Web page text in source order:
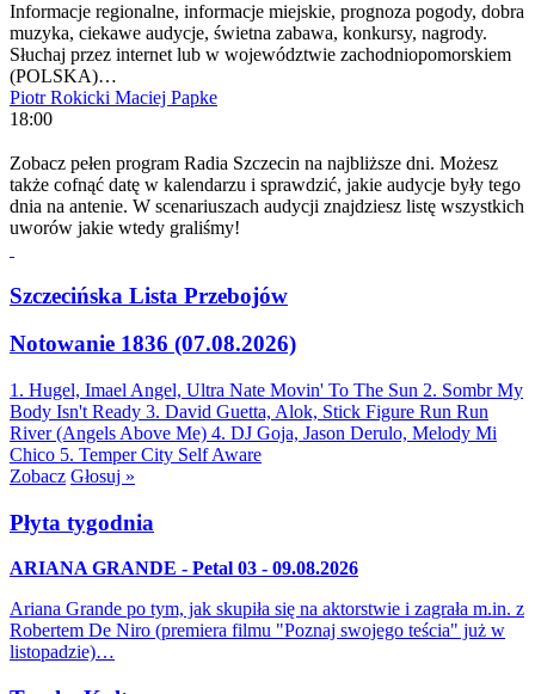
Informacje regionalne, informacje miejskie, prognoza pogody, dobra
muzyka, ciekawe audycje, świetna zabawa, konkursy, nagrody.
Słuchaj przez internet lub w województwie zachodniopomorskiem
(POLSKA)…
Piotr Rokicki Maciej Papke
18:00
Zobacz pełen program Radia Szczecin na najbliższe dni. Możesz
także cofnąć datę w kalendarzu i sprawdzić, jakie audycje były tego
dnia na antenie. W scenariuszach audycji znajdziesz listę wszystkich
uworów jakie wtedy graliśmy!
Szczecińska Lista Przebojów
Notowanie 1836 (07.08.2026)
1. Hugel, Imael Angel, Ultra Nate Movin' To The Sun 2. Sombr My
Body Isn't Ready 3. David Guetta, Alok, Stick Figure Run Run
River (Angels Above Me) 4. DJ Goja, Jason Derulo, Melody Mi
Chico 5. Temper City Self Aware
Zobacz Głosuj »
Płyta tygodnia
ARIANA GRANDE - Petal 03 - 09.08.2026
Ariana Grande po tym, jak skupiła się na aktorstwie i zagrała m.in. z
Robertem De Niro (premiera filmu "Poznaj swojego teścia" już w
listopadzie)…